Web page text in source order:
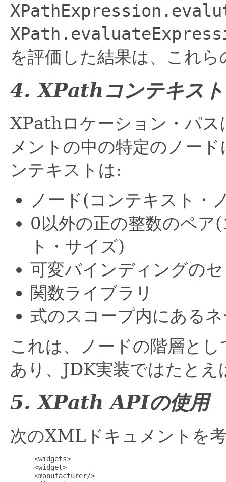
を評価した結果は、これ
4. XPathコンテキスト
XPathロケーション・パス
メントの中の特定のノー
ンテキストは:
ノード(コンテキスト・
0以外の正の整数のペア
ト・サイズ)
可変バインディングの
関数ライブラリ
式のスコープ内にある
これは、ノードの階層と
あり、JDK実装ではたとえ
5. XPath APIの使用
次のXMLドキュメントを
<widgets>
<widget>
<manufacturer/>